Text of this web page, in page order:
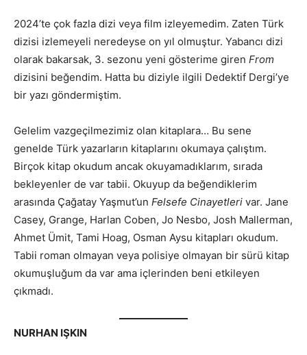
2024’te çok fazla dizi veya film izleyemedim. Zaten Türk
dizisi izlemeyeli neredeyse on yıl olmuştur. Yabancı dizi
olarak bakarsak, 3. sezonu yeni gösterime giren From
dizisini beğendim. Hatta bu diziyle ilgili Dedektif Dergi’ye
bir yazı göndermiştim.
Gelelim vazgeçilmezimiz olan kitaplara… Bu sene
genelde Türk yazarların kitaplarını okumaya çalıştım.
Birçok kitap okudum ancak okuyamadıklarım, sırada
bekleyenler de var tabii. Okuyup da beğendiklerim
arasında Çağatay Yaşmut’un Felsefe Cinayetleri var. Jane
Casey, Grange, Harlan Coben, Jo Nesbo, Josh Mallerman,
Ahmet Ümit, Tami Hoag, Osman Aysu kitapları okudum.
Tabii roman olmayan veya polisiye olmayan bir sürü kitap
okumuşluğum da var ama içlerinden beni etkileyen
çıkmadı.
NURHAN IŞKIN